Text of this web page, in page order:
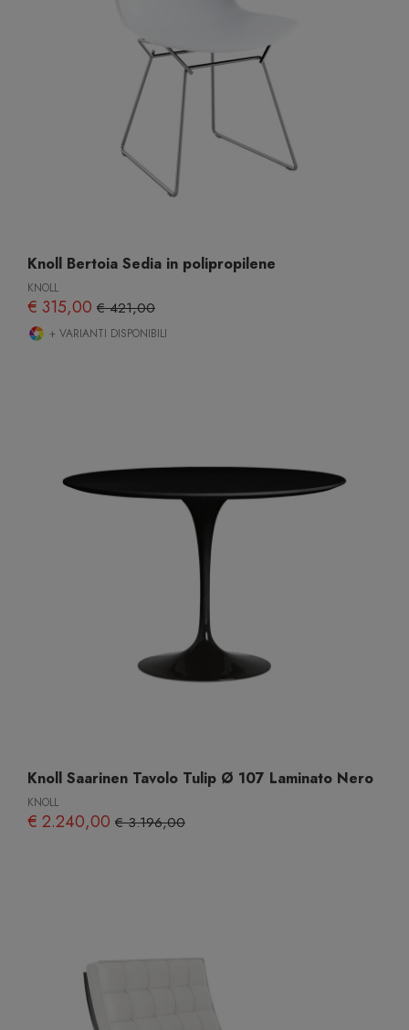
Knoll Bertoia Sedia in polipropilene
KNOLL
€ 315,00 € 421,00
+ VARIANTI DISPONIBILI
Knoll Saarinen Tavolo Tulip Ø 107 Laminato Nero
KNOLL
€ 2.240,00 € 3.196,00